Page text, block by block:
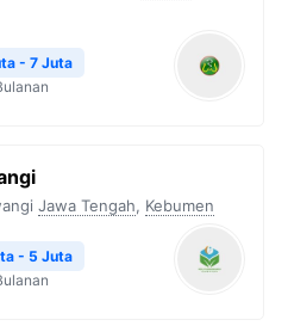
- 7 Juta
Jawa Tengah, Kebumen
- 5 Juta